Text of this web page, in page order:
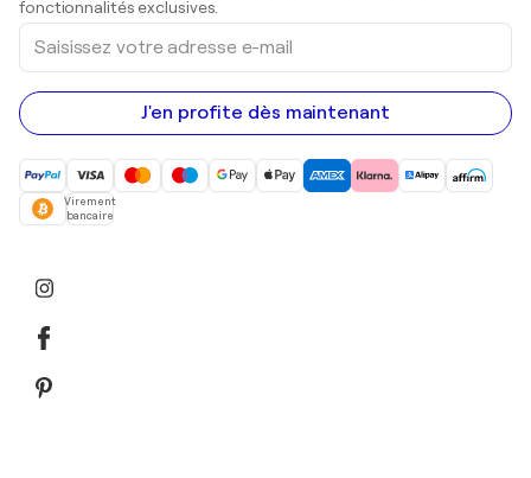
fonctionnalités exclusives.
Saisissez
votre
adresse
e-
mail
J'en profite dès maintenant
Virement
bancaire